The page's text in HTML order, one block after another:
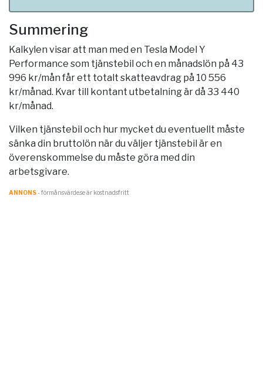
Summering
Kalkylen visar att man med en Tesla Model Y
Performance som tjänstebil och en månadslön på 43
996 kr/mån får ett totalt skatteavdrag på 10 556
kr/månad. Kvar till kontant utbetalning är då 33 440
kr/månad.
Vilken tjänstebil och hur mycket du eventuellt måste
sänka din bruttolön när du väljer tjänstebil är en
överenskommelse du måste göra med din
arbetsgivare.
ANNONS- förmånsvärde.se är kostnadsfritt